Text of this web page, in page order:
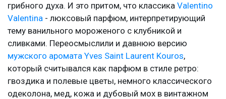
грибного духа. И это притом, что классика Valentino
Valentina - люксовый парфюм, интерпретирующий
тему ванильного мороженого с клубникой и
сливками. Переосмыслили и давнюю версию
мужского аромата Yves Saint Laurent Kouros,
который считывался как парфюм в стиле ретро:
гвоздика и полевые цветы, немного классического
одеколона, мед, кожа и дубовый мох в винтажном